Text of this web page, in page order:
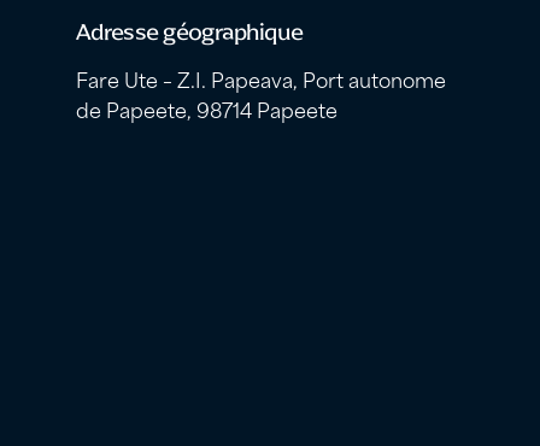
Adresse géographique
Fare Ute – Z.I. Papeava, Port autonome
de Papeete, 98714 Papeete